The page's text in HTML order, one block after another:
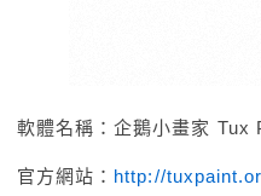
軟體名稱：企鵝小畫家 Tux
官方網站： http://